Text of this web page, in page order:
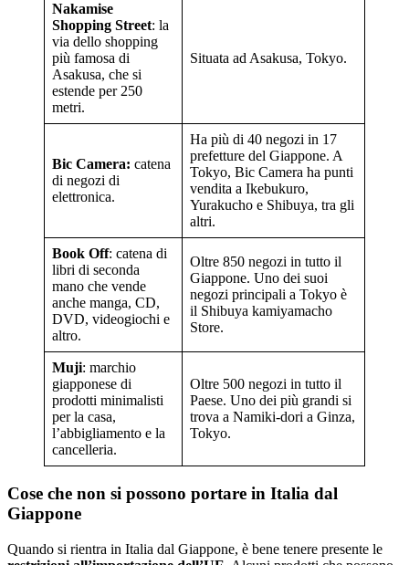
Nakamise
Shopping Street: la
via dello shopping
più famosa di
Asakusa, che si
estende per 250
metri.
Situata ad Asakusa, Tokyo.
Bic Camera: catena
di negozi di
elettronica.
Ha più di 40 negozi in 17
prefetture del Giappone. A
Tokyo, Bic Camera ha punti
vendita a Ikebukuro,
Yurakucho e Shibuya, tra gli
altri.
Book Off: catena di
libri di seconda
mano che vende
anche manga, CD,
DVD, videogiochi e
altro.
Oltre 850 negozi in tutto il
Giappone. Uno dei suoi
negozi principali a Tokyo è
il Shibuya kamiyamacho
Store.
Muji: marchio
giapponese di
prodotti minimalisti
per la casa,
l’abbigliamento e la
cancelleria.
Oltre 500 negozi in tutto il
Paese. Uno dei più grandi si
trova a Namiki-dori a Ginza,
Tokyo.
Cose che non si possono portare in Italia dal
Giappone
Quando si rientra in Italia dal Giappone, è bene tenere presente le